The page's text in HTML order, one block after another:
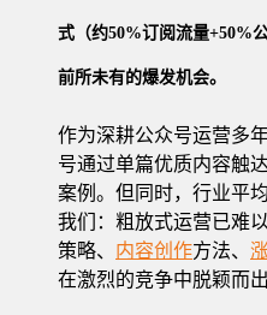
式（约50%订阅流量+50%
前所未有的爆发机会。
作为深耕公众号运营多
号通过单篇优质内容触
案例。但同时，行业平
我们：粗放式运营已难
策略、 内容创作方法、
在激烈的竞争中脱颖而出